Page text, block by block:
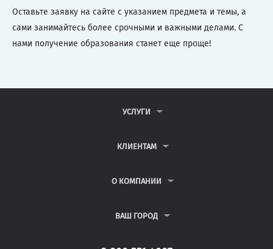
Оставьте заявку на сайте с указанием предмета и темы, а
сами занимайтесь более срочными и важными делами. С
нами получение образования станет еще проще!
УСЛУГИ
ДИПЛОМНЫЕ РАБОТЫ
РЕФЕРАТЫ
КЛИЕНТАМ
ВОПРОСЫ И ОТВЕТЫ
ПОЛИТИКА КОНФИДЕНЦИАЛЬНОСТИ
О КОМПАНИИ
КОНТАКТЫ
ВАШ ГОРОД